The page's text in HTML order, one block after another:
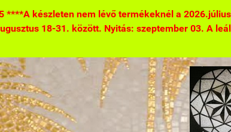
****A készleten nem lévő termékeknél a
18-31. között. Nyitás: szeptember 03. A